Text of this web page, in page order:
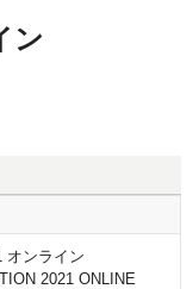
ン
オンライン
2021 ONLINE